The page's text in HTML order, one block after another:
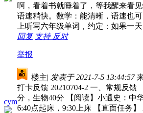
啊，看着书就睡着了，等我醒来看
语速稍快。数学：能清晰，语速也
上听写六年级单词，约定：如果一
回复 支持 反对
举报
cym
楼主| 发表于 2021-7-5 13:44:57
打卡反馈 20210704-2 一、常规反
分，生物40分 【阅读】小通史：中
6:40点起床，9:30上床 【直面任务